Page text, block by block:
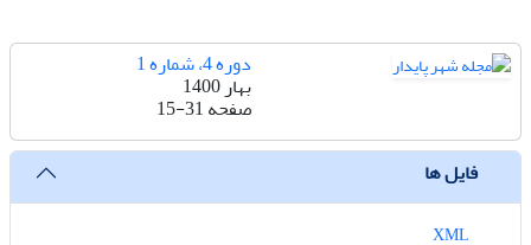
دوره 4، شماره 1
بهار 1400
صفحه15-31
فایل ها